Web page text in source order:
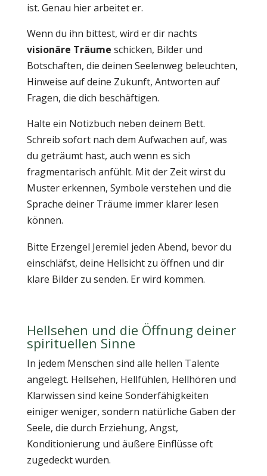
ist. Genau hier arbeitet er.
Wenn du ihn bittest, wird er dir nachts
visionäre Träume schicken, Bilder und
Botschaften, die deinen Seelenweg beleuchten,
Hinweise auf deine Zukunft, Antworten auf
Fragen, die dich beschäftigen.
Halte ein Notizbuch neben deinem Bett.
Schreib sofort nach dem Aufwachen auf, was
du geträumt hast, auch wenn es sich
fragmentarisch anfühlt. Mit der Zeit wirst du
Muster erkennen, Symbole verstehen und die
Sprache deiner Träume immer klarer lesen
können.
Bitte Erzengel Jeremiel jeden Abend, bevor du
einschläfst, deine Hellsicht zu öffnen und dir
klare Bilder zu senden. Er wird kommen.
Hellsehen und die Öffnung deiner
spirituellen Sinne
In jedem Menschen sind alle hellen Talente
angelegt. Hellsehen, Hellfühlen, Hellhören und
Klarwissen sind keine Sonderfähigkeiten
einiger weniger, sondern natürliche Gaben der
Seele, die durch Erziehung, Angst,
Konditionierung und äußere Einflüsse oft
zugedeckt wurden.